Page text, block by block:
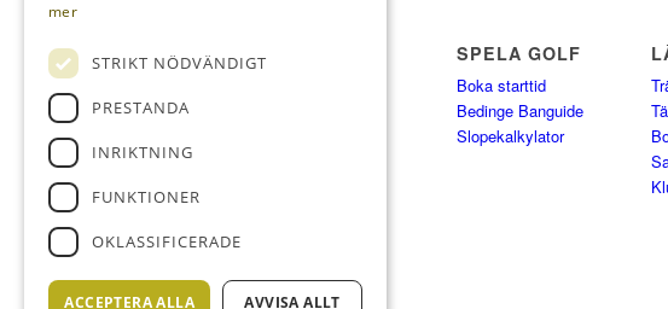
SPELA GOLF
Boka starttid
Bedinge Banguide
Slopekalkylator
mer
STRIKT NÖDVÄNDIGT
PRESTANDA
INRIKTNING
FUNKTIONER
OKLASSIFICERADE
ACCEPTERA ALLA AVVISA ALLT